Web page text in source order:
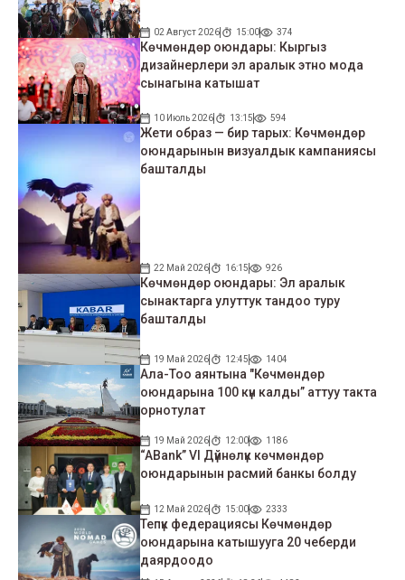
02 Август 2026 15:00 374
Көчмөндөр оюндары: Кыргыз
дизайнерлери эл аралык этно мода
сынагына катышат
10 Июль 2026 13:15 594
Жети образ — бир тарых: Көчмөндөр
оюндарынын визуалдык кампаниясы
башталды
22 Май 2026 16:15 926
Көчмөндөр оюндары: Эл аралык
сынактарга улуттук тандоо туру
башталды
19 Май 2026 12:45 1404
Ала-Тоо аянтына "Көчмөндөр
оюндарына 100 күн калды” аттуу такта
орнотулат
19 Май 2026 12:00 1186
“ABank” VI Дүйнөлүк көчмөндөр
оюндарынын расмий банкы болду
12 Май 2026 15:00 2333
Тепүк федерациясы Көчмөндөр
оюндарына катышууга 20 чеберди
даярдоодо